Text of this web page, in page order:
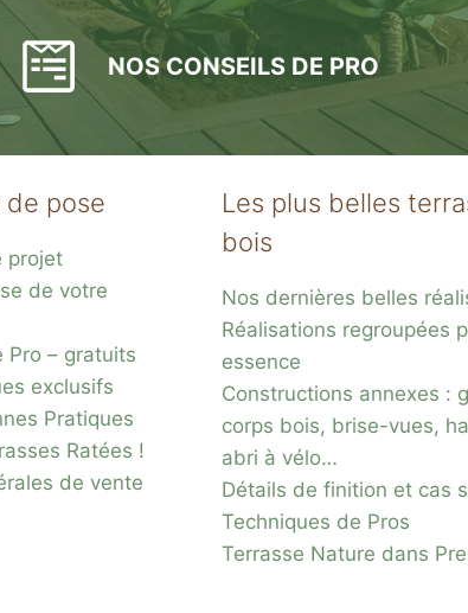
NOS CONSEILS DE PRO
de pose
projet
de votre
Pro – gratuits
exclusifs
Pratiques
Ratées !
de vente
Les plus belles
bois
Nos dernières belles
Réalisations regroupées
essence
Constructions annexes :
corps bois, brise-vues,
abri à vélo…
Détails de finition et cas
Techniques de Pros
Terrasse Nature dans